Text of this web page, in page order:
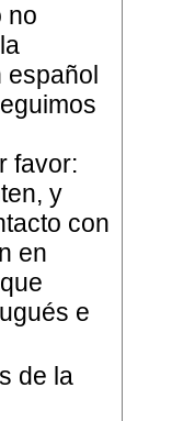
no
español
favor:
y
con
en
e
de la